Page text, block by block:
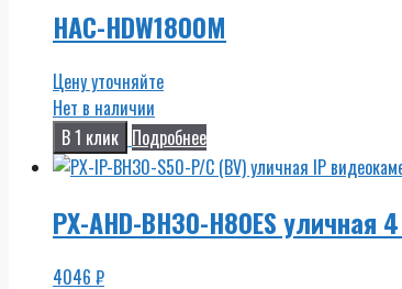
HAC-HDW1800M
Цену уточняйте
Нет в наличии
В 1 клик Подробнее
PX-AHD-BH30-H80ES
4046 ₽